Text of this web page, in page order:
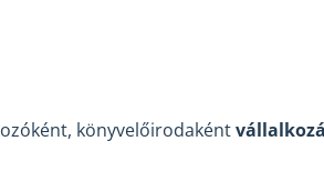
könyvelőirodaként